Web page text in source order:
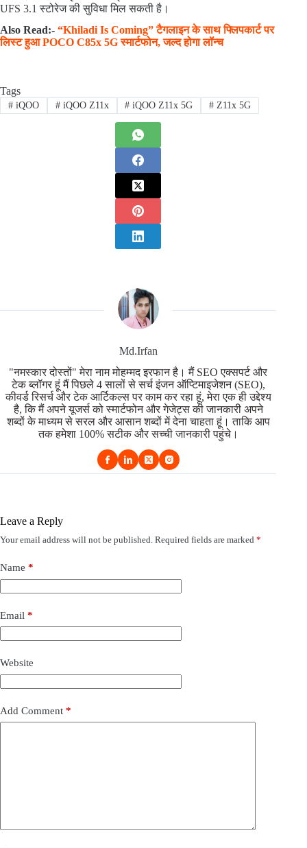
UFS 3.1 स्टोरेज की सुविधा मिल सकती है।
Also Read:- “Khiladi Is Coming” टैगलाइन के साथ फ्लिपकार्ट पर
लिस्ट हुआ POCO C85x 5G स्मार्टफोन, जल्द होगा लॉन्च
Tags
#iQOO #iQOO Z11x # iQOO Z11x 5G # Z11x 5G
Md.Irfan
"नमस्कार दोस्तों" मेरा नाम मोहम्मद इरफान है। मैं SEO एक्सपर्ट और
टेक ब्लॉगर हूं मैं पिछले 4 सालों से सर्च इंजन ऑप्टिमाइजेशन (SEO),
कीवर्ड रिसर्च और टेक आर्टिकल्स पर काम कर रहा हूं, मेरा एक ही उद्देश्य
है, कि मैं अपने यूजर्स को स्मार्टफोन और गेजेट्स की जानकारी अपने
शब्दों के माध्यम से सरल और आसान शब्दों में देना चाहता हूं। ताकि आप
तक हमेशा 100% सटीक और सच्ची जानकारी पहुंचे।
Leave a Reply
Your email address will not be published. Required fields are marked *
Name *
Email *
Website
Add Comment *